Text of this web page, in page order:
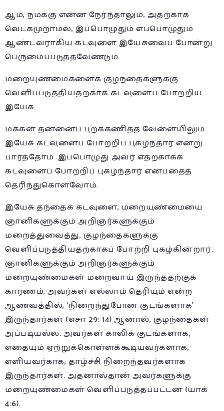
ஆம், நமக்கு என்ன நேர்ந்தாலும், அதற்காக
வெட்கமுறாமல், இப்பொழுதும் எப்பொழுதும்
ஆண்டவராகிய கடவுளை இயேசுவைப் போன்று
பெருமைப்படுத்தவேண்டும்.
மறையுண்மைகளைக் குழந்தைகளுக்கு
வெளிப்படுத்தியதற்காக கடவுளைப் போற்றிய
இயேசு
மக்கள் தன்னைப் புறக்கணித்த வேளையிலும்
இயேசு கடவுளைப் போற்றிப் புகழ்ந்தார் என்று
பார்த்தோம். இப்பொழுது அவர் எதற்காகக்
கடவுளைப் போற்றிப் புகழ்ந்தார் என்பதைத்
தெரிந்துகொள்வோம்.
இயேசு தந்தைக் கடவுளை, மறையுண்மையை
ஞானிகளுக்கும் அறிஞர்களுக்கும்
மறைத்துவைத்து, குழந்தைகளுக்கு
வெளிப்படுத்தியதற்காகப் போற்றி புகழ்கின்றார்.
ஞானிகளுக்கும் அறிஞர்களுக்கும்
மறையுண்மைகள் மறைவாய் இருந்ததற்குக்
காரணம், அவர்கள் எல்லாம் தெரியும் என்ற
ஆணவத்தில், ‘நிறைந்துபோன குடங்களாக’
இருந்தார்கள் (எசா 29: 14) ஆனால், குழந்தைகள்
அப்படியல்ல. அவர்கள் காலிக் குடங்களாக,
எதையும் ஏற்றுக்கொள்ளக்கூடியவர்களாக,
எளியவர்காக, தாழ்ச்சி நிறைந்தவர்களாக
இருந்தார்கள். அதனால்தான் அவர்களுக்கு
மறையுண்மைகள் வெளிப்படுத்தப்பட்டன (யாக்
4:6).